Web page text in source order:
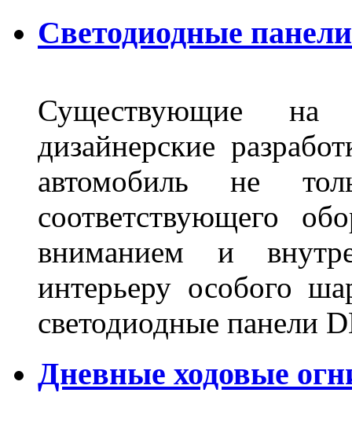
Светодиодные
Существующие
дизайнерские
автомобиль не
соответствующего
вниманием и
интерьеру особого
светодиодные панели
Дневные ходовые